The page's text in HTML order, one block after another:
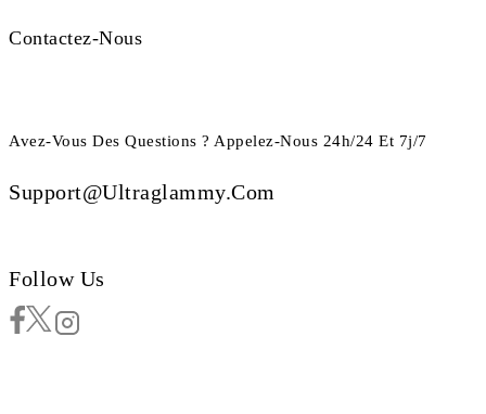
Contactez-Nous
Avez-Vous Des Questions ? Appelez-Nous 24h/24 Et 7j/7
Support@ultraglammy.com
Follow Us